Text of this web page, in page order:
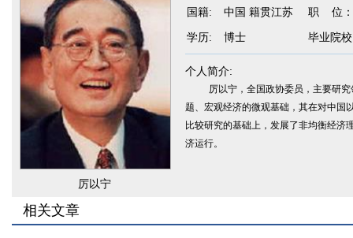
厉以宁
国籍: 中国 籍贯江苏 职 位：
学历: 博士 毕业院
个人简介:
厉以宁，全国政协委员，主要研
题、宏观经济的微观基础，其在对中国
比较研究的基础上，发展了非均衡经济
济运行。
相关文章